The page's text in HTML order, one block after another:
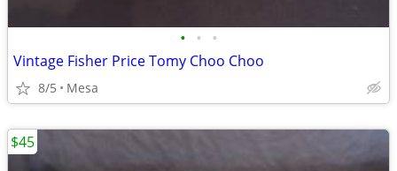
• • •
Vintage Fisher Price Tomy Choo Choo
8/5 Mesa
$45